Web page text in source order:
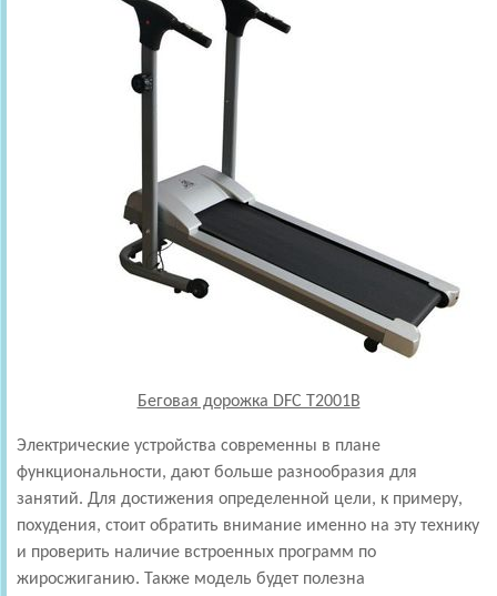
Беговая дорожка DFC T2001B
Электрические устройства современны в плане
функциональности, дают больше разнообразия для
занятий. Для достижения определенной цели, к примеру,
похудения, стоит обратить внимание именно на эту технику
и проверить наличие встроенных программ по
жиросжиганию. Также модель будет полезна